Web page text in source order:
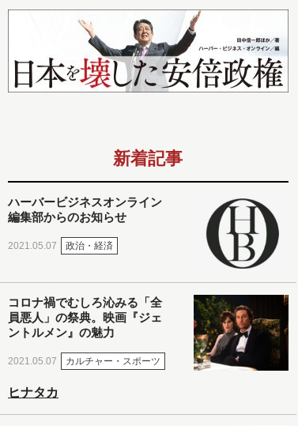
新着記事
ハーバービジネスオンライン
編集部からのお知らせ
2021.05.07 政治・経済
コロナ禍でむしろ沁みる「全
員悪人」の祭典。映画『ジェ
ントルメン』の魅力
2021.05.07 カルチャー・スポーツ
ヒナタカ